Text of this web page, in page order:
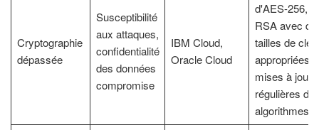
Cryptographie
dépassée
Susceptibilité
aux attaques,
confidentialité
des données
compromise
IBM Cloud,
Oracle Cloud
d'AES-256,
RSA avec
tailles de clés
appropriées,
mises à jour
régulières
algorithmes